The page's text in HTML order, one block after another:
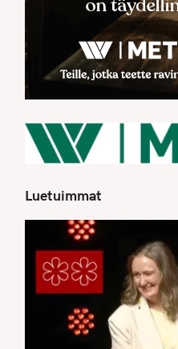
Luetuimmat